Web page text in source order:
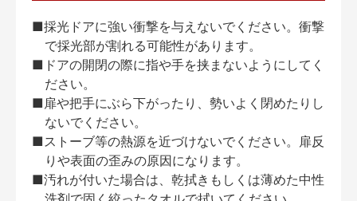
■採光ドアに強い衝撃を与えないでください。衝撃
で採光部が割れる可能性があります。
■ドアの開閉の際に指や手を挟まないようにしてく
ださい。
■扉や把手にぶら下がったり、勢いよく閉めたりし
ないでください。
■ストーブ等の熱源を近づけないでください。扉反
りや表面の歪みの原因になります。
■汚れが付いた場合は、乾拭きもしくは薄めた中性